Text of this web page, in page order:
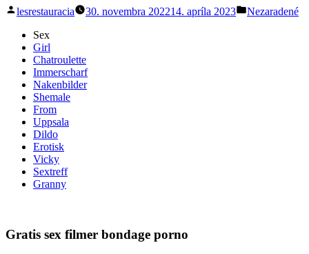
Posted
lesrestauracia 30. novembra 202214. apríla 2023
Posted
Nezaradené
Sex
Girl
Chatroulette
Immerscharf
Nakenbilder
Shemale
From
Uppsala
Dildo
Erotisk
Vicky
Sextreff
Granny
Gratis sex filmer bondage porno